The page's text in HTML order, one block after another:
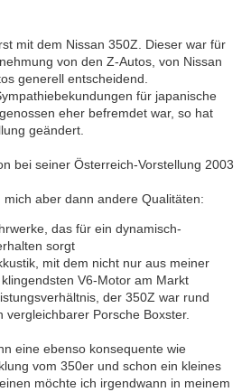
mit dem Nissan 350Z. Dieser war für
von den Z-Autos, von Nissan
generell entscheidend.
für japanische
eher befremdet war, so hat
geändert.
bei seiner Österreich-Vorstellung 2003
aber dann andere Qualitäten:
das für ein dynamisch-
sorgt
mit dem nicht nur aus meiner
V6-Motor am Markt
der 350Z war rund
vergleichbarer Porsche Boxster.
eine ebenso konsequente wie
vom 350er und schon ein kleines
möchte ich irgendwann in meinem